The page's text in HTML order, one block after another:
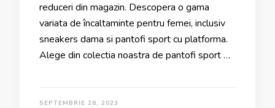
reduceri din magazin. Descopera o gama
variata de încaltaminte pentru femei, inclusiv
sneakers dama si pantofi sport cu platforma.
Alege din colectia noastra de pantofi sport …
SEPTEMBRIE 28, 2023